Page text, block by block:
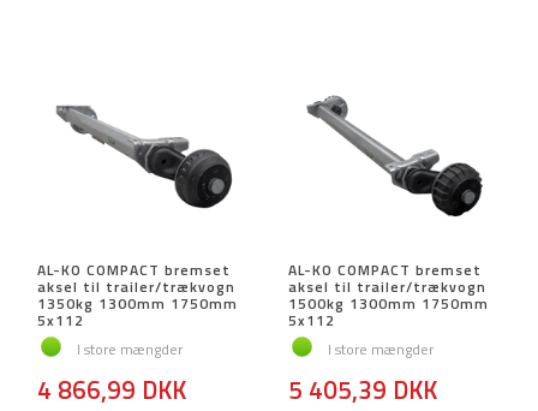
AL-KO COMPACT bremset
aksel til trailer/trækvogn
1350kg 1300mm 1750mm
5x112
I store mængder
4 866,99 DKK
AL-KO COMPACT bremset
aksel til trailer/trækvogn
1500kg 1300mm 1750mm
5x112
I store mængder
5 405,39 DKK